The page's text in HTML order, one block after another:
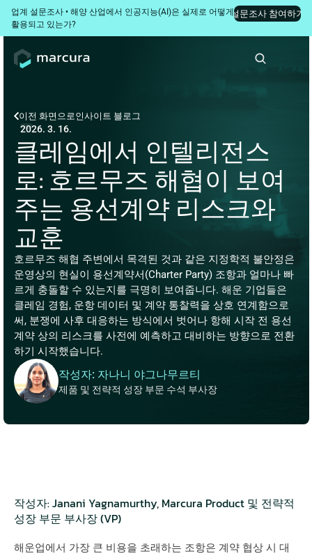
업계 설문조사 • 해양 산업에서 인공지능(AI)은 실제로 어떻게
활용되고 있는가?
설문조사 참여하기
이전 화면으로인사이트 블로그
2026. 3. 16.
클레임에서 인텔리전스
로: 호르무즈 해협이 보여
주는 용선계약 리스크와
교훈
호르무즈 해협 주변에서 목격된 것과 같은 지정학적 불안정은
운영상의 현실이 용선계약서(Charter Party) 조항과 얼마나 빠
르게 충돌할 수 있는지를 극명히 보여줍니다. 해운 기업들은
클레임 경험, 운항 데이터 및 계약 통찰력을 상호 연계함으로
써, 분쟁에 사후 대응하는 방식에서 벗어나 항해 시작 전 용선
계약 상의 리스크를 사전에 예측하고 대비하는 방향으로 전환
하기 시작했습니다.
작성자: 자나니 야그나무르티
제품 및 전략적 성장 부문 수석 부사장
작성자: Janani Yagnamurthy, Marcura Product 및 전략적
성장 부문 부사장 (VP)
해운업에서 가장 큰 비용을 초래하는 조항은 계약 협상 시 대